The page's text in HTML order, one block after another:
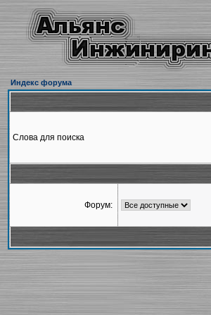
Индекс форума
Слова для поиска
Форум: